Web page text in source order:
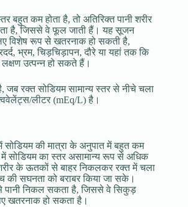
बहुत कम होता है, तो अतिरिक्त पानी शरीर
है, जिससे वे फूल जाती हैं। यह सूजन
विशेष रूप से खतरनाक हो सकती है,
भ्रम, चिड़चिड़ापन, दौरे या यहां तक ​​कि
उत्पन्न हो सकते हैं।
है, जब रक्त सोडियम सामान्य स्तर से नीचे चला
लीटर (mEq/L) है।
सोडियम की मात्रा के अनुपात में बहुत कम
में सोडियम का स्तर असामान्य रूप से अधिक
के ऊतकों से बाहर निकलकर रक्त में चला
की सघनता को बराबर किया जा सके।
पानी निकल सकता है, जिससे वे सिकुड़
खतरनाक हो सकता है।